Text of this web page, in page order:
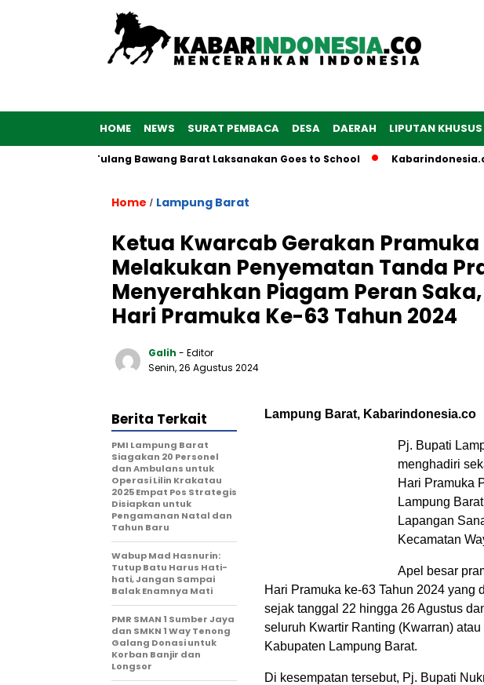
HOME NEWS SURAT PEMBACA DESA DAERAH LIPUTAN KHUSUS
Polres Tulang Bawang Barat Laksanakan Goes to School Kabarindonesia.co “1
Home / Lampung Barat
Ketua Kwarcab Gerakan
Melakukan Penyematan Tanda
Menyerahkan Piagam Peran
Hari Pramuka Ke-63 Tahun 2024
Galih - Editor
Senin, 26 Agustus 2024
Lampung Barat, Kabarindonesia.co
Pj. Bupati
menghadiri
Hari Pramuka
Lampung
Lapangan
Kecamatan
Apel besar
Hari Pramuka ke-63 Tahun 2024 yang
sejak tanggal 22 hingga 26 Agustus
seluruh Kwartir Ranting (Kwarran)
Kabupaten Lampung Barat.
Di kesempatan tersebut, Pj. Bupati
Berita Terkait
PMI Lampung Barat
Siagakan 20 Personel
dan Ambulans untuk
Operasi Lilin Krakatau
2025 Empat Pos Strategis
Disiapkan untuk
Pengamanan Natal dan
Tahun Baru
Wabup Mad Hasnurin:
Tutup Batu Harus Hati-
hati, Jangan Sampai
Balak Enamnya Mati
PMR SMAN 1 Sumber Jaya
dan SMKN 1 Way Tenong
Galang Donasi untuk
Korban Banjir dan
Longsor